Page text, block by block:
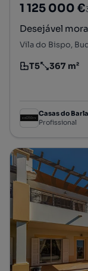
1 125 000 €
Desejável
Vila do Bispo,
Tipologia
T5
Preço por metro
367 m²
Casas do
Profissional